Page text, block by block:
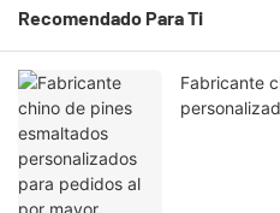
Recomendado Para Ti
Fabricante